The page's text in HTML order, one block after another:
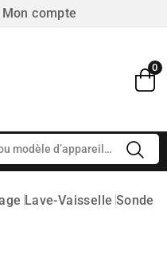
Mon compte
0
Lave-Vaisselle Sonde